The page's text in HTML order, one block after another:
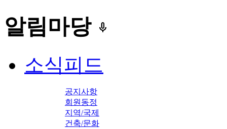
알림마당 keyboard_voice
소식피드
공지사항
회원동정
지역/국제
건축/문화